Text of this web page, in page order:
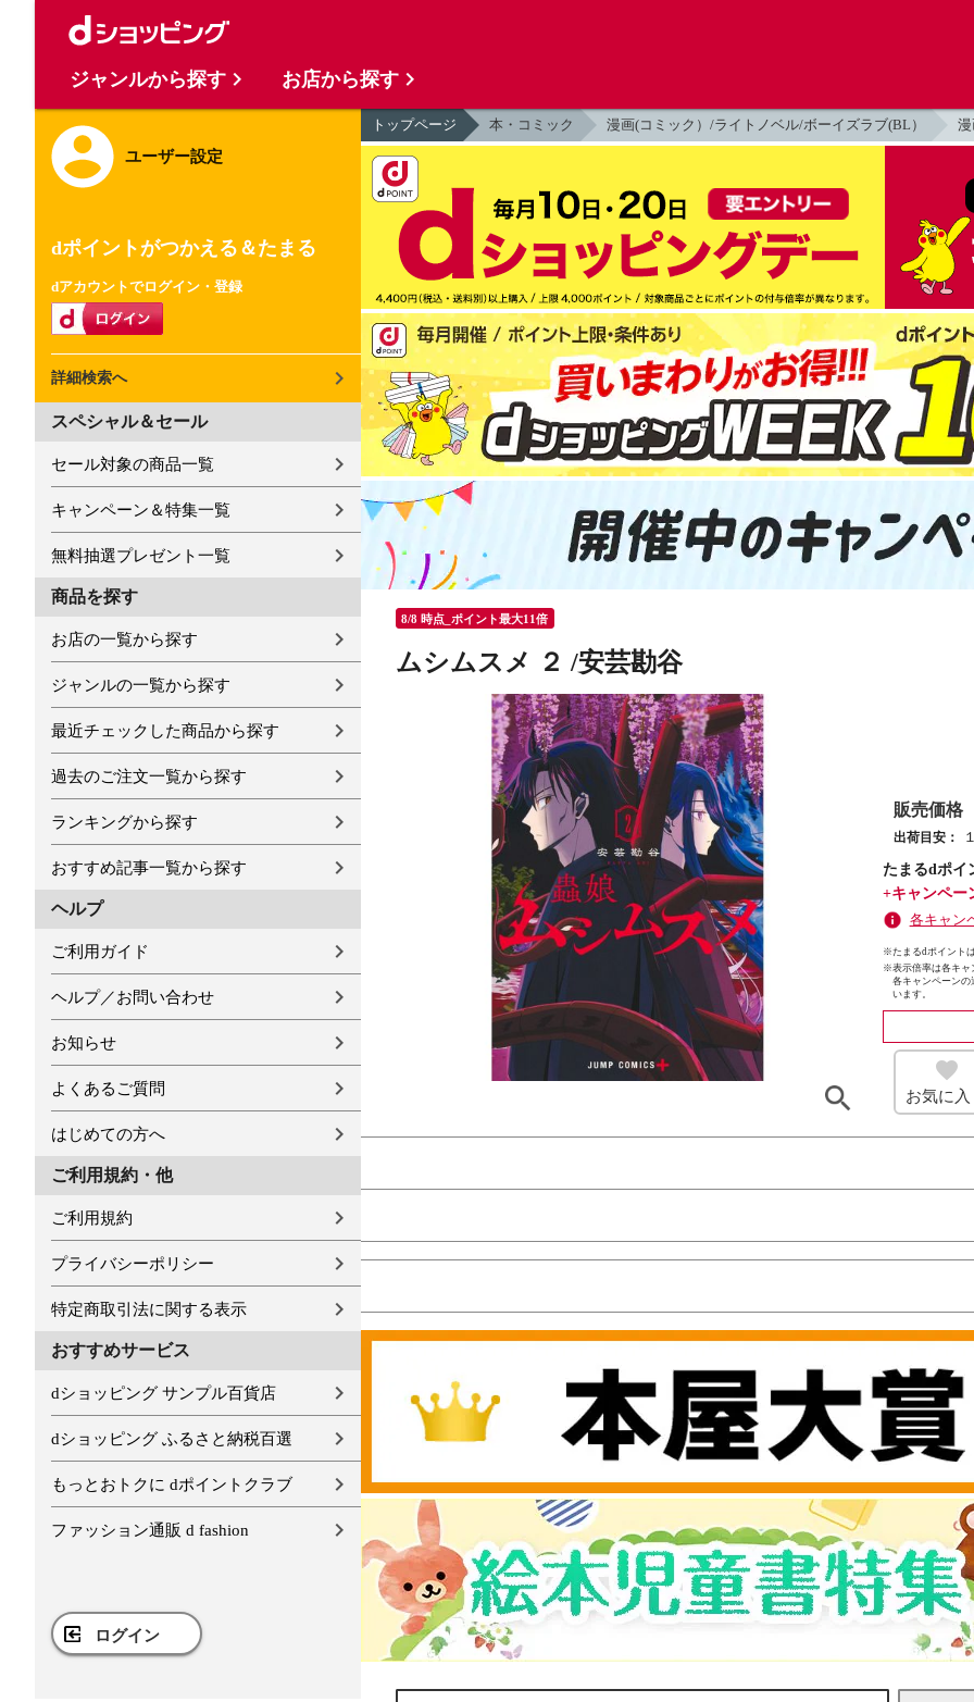
ユーザー設定
dポイントがつかえる＆たまる
dアカウントでログイン・登録
詳細検索へ
スペシャル＆セール
セール対象の商品一覧
キャンペーン＆特集一覧
無料抽選プレゼント一覧
商品を探す
お店の一覧から探す
ジャンルの一覧から探す
最近チェックした商品から探す
過去のご注文一覧から探す
ランキングから探す
おすすめ記事一覧から探す
ヘルプ
ご利用ガイド
ヘルプ／お問い合わせ
お知らせ
よくあるご質問
はじめての方へ
ご利用規約・他
ご利用規約
プライバシーポリシー
特定商取引法に関する表示
おすすめサービス
dショッピング サンプル百貨店
dショッピング ふるさと納税百選
もっとおトクに dポイントクラブ
ファッション通販 d fashion
ログイン
トップページ 本・コミック 漫画(コミック）/ライトノベル/ボーイズラブ(BL）
8/8 時点_ポイント最大11倍
ムシムスメ ２ /安芸勘谷
販売価格
出荷目安：
たまるdポイ
+キャンペー
各キャン
※たまるdポイント
※表示倍率は各キャ
各キャンペーンの
います。
お気に入
ジャンルから探す お店から探す